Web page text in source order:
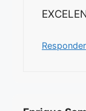
Responder